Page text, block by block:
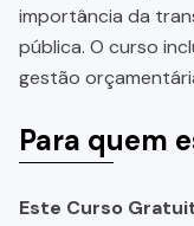
importância da
pública. O curso
gestão
Para quem
Este Curso